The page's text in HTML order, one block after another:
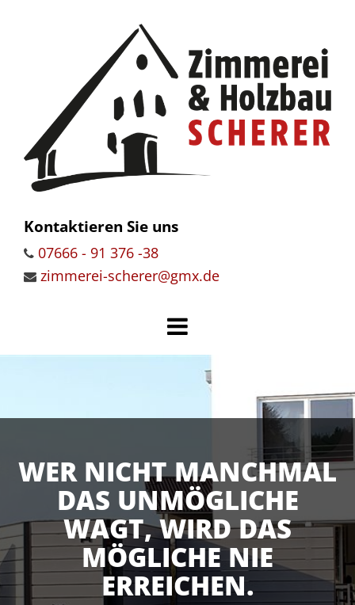
Kontaktieren Sie uns
 07666 - 91 376 -38
 zimmerei-scherer@gmx.de
WER NICHT MANCHMAL
DAS UNMÖGLICHE
WAGT, WIRD DAS
MÖGLICHE NIE
ERREICHEN.